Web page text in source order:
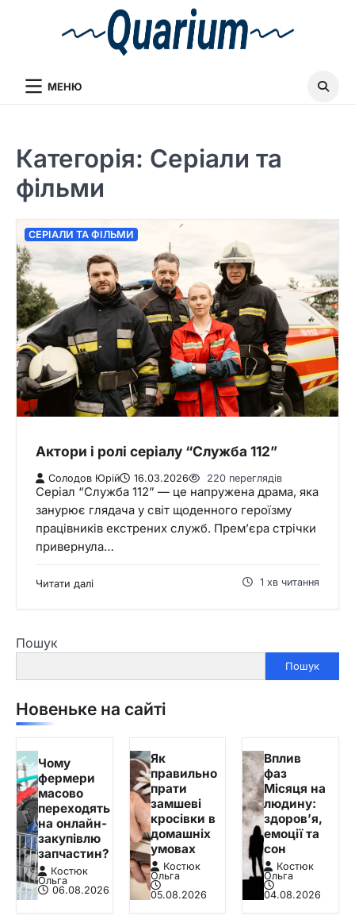
МЕНЮ
Категорія: Серіали та
фільми
СЕРІАЛИ ТА ФІЛЬМИ
Актори і ролі серіалу “Служба 112”
Солодов Юрій 16.03.2026 220 переглядів
Серіал “Служба 112” — це напружена драма, яка
занурює глядача у світ щоденного героїзму
працівників екстрених служб. Прем’єра стрічки
привернула…
Читати далі 1 хв читання
Пошук
Пошук
Новеньке на сайті
Чому
фермери
масово
переходять
на онлайн-
закупівлю
запчастин?
Костюк
Ольга
06.08.2026
Як
правильно
прати
замшеві
кросівки в
домашніх
умовах
Костюк
Ольга
05.08.2026
Вплив
фаз
Місяця на
людину:
здоров’я,
емоції та
сон
Костюк
Ольга
04.08.2026